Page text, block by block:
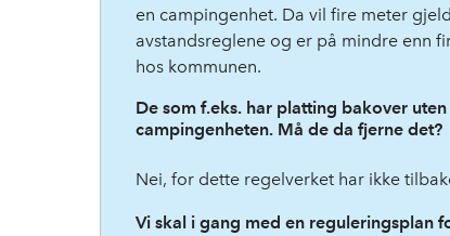
en campingenhet. Da vil fire meter
avstandsreglene og er på mindre enn
hos kommunen.
De som f.eks. har platting bakover
campingenheten. Må de da fjerne det?
Nei, for dette regelverket har ikke
Vi skal i gang med en reguleringsplan